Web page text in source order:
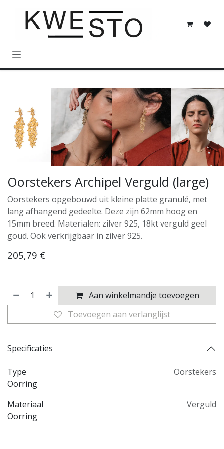
Oorstekers Archipel Verguld (large)
Oorstekers opgebouwd uit kleine platte granulé, met
lang afhangend gedeelte. Deze zijn 62mm hoog en
15mm breed. Materialen: zilver 925, 18kt verguld geel
goud. Ook verkrijgbaar in zilver 925.
205,79 €
Aan winkelmandje toevoegen
Toevoegen aan verlanglijst
Specificaties
Type
Oorring
Oorstekers
Materiaal
Oorring
Verguld